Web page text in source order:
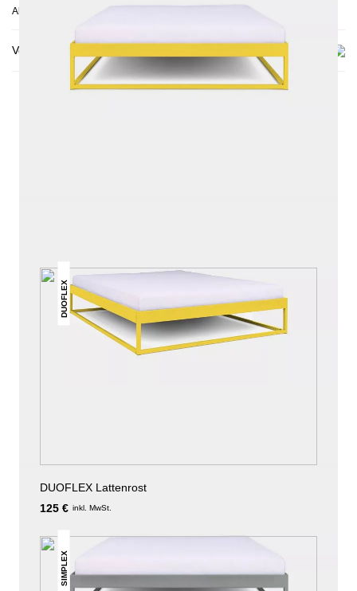
Abgebildet: 160x200, Einlegetiefe 10 cm, alle Farben
Versand & Lieferung
DUOFLEX
DUOFLEX Lattenrost
125 € inkl. MwSt.
SIMPLEX